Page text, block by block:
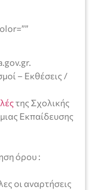
– Εκθέσεις /
της Σχολικής
Εκπαίδευσης
όρου :
οι αναρτήσεις